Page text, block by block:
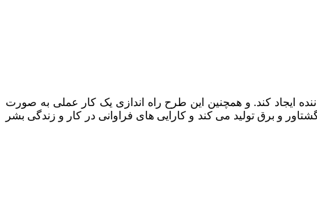
ایجاد کند. و همچنین این طرح راه اندازی یک کار عملی به صورت
و برق تولید می کند و کارایی های فراوانی در کار و زندگی بشر